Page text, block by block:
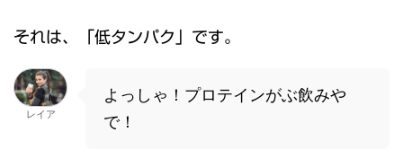
それは、「低タンパク」です。
レイア
よっしゃ！プロテインがぶ飲みや
で！